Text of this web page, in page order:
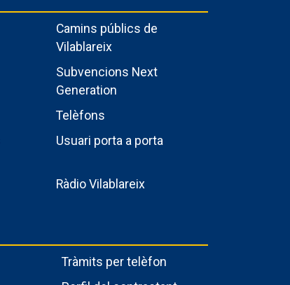
Camins públics de
Vilablareix
Subvencions Next
Generation
Telèfons
Usuari porta a porta
Ràdio Vilablareix
Tràmits per telèfon